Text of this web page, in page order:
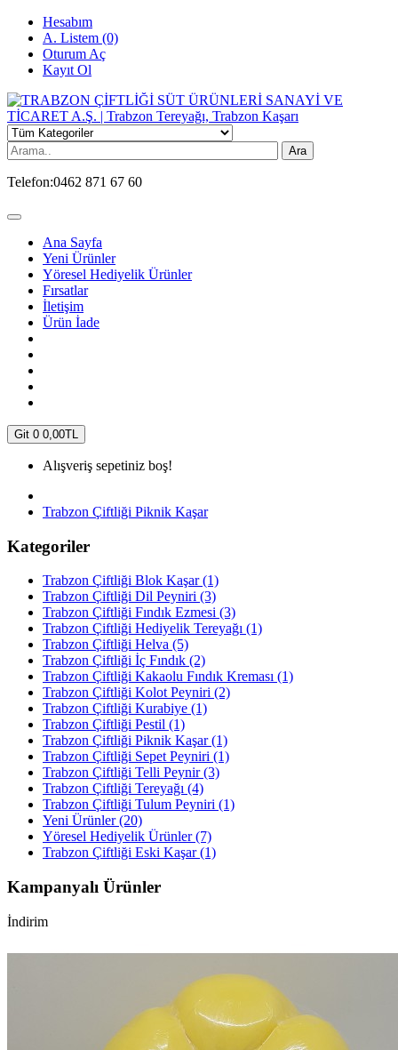
Hesabım
A. Listem (0)
Oturum Aç
Kayıt Ol
Ara
Telefon:0462 871 67 60
Ana Sayfa
Yeni Ürünler
Yöresel Hediyelik Ürünler
Fırsatlar
İletişim
Ürün İade
Git 0 0,00TL
Alışveriş sepetiniz boş!
Trabzon Çiftliği Piknik Kaşar
Kategoriler
Trabzon Çiftliği Blok Kaşar (1)
Trabzon Çiftliği Dil Peyniri (3)
Trabzon Çiftliği Fındık Ezmesi (3)
Trabzon Çiftliği Hediyelik Tereyağı (1)
Trabzon Çiftliği Helva (5)
Trabzon Çiftliği İç Fındık (2)
Trabzon Çiftliği Kakaolu Fındık Kreması (1)
Trabzon Çiftliği Kolot Peyniri (2)
Trabzon Çiftliği Kurabiye (1)
Trabzon Çiftliği Pestil (1)
Trabzon Çiftliği Piknik Kaşar (1)
Trabzon Çiftliği Sepet Peyniri (1)
Trabzon Çiftliği Telli Peynir (3)
Trabzon Çiftliği Tereyağı (4)
Trabzon Çiftliği Tulum Peyniri (1)
Yeni Ürünler (20)
Yöresel Hediyelik Ürünler (7)
Trabzon Çiftliği Eski Kaşar (1)
Kampanyalı Ürünler
İndirim